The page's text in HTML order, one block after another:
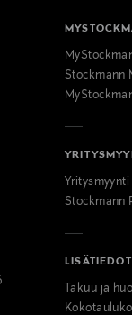
Stockmann
Yritysmyynti
Stockmann
LISÄTIEDOT
Takuu ja